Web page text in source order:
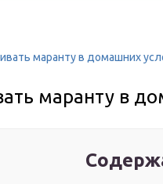
маранту в домашних
маранту в